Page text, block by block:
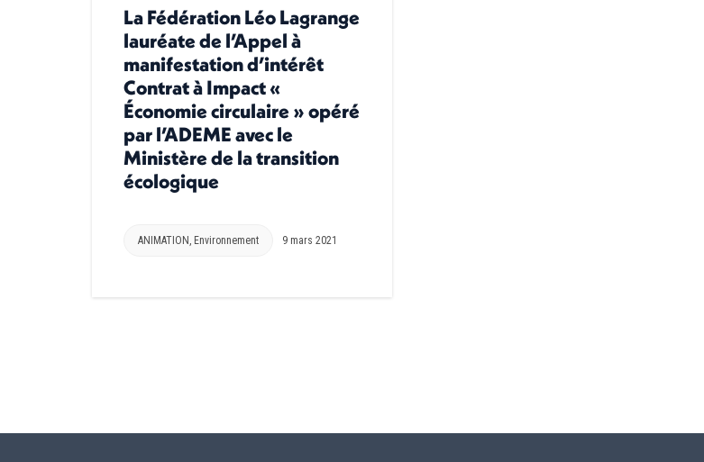
La Fédération Léo Lagrange
lauréate de l’Appel à
manifestation d’intérêt
Contrat à Impact «
Économie circulaire » opéré
par l’ADEME avec le
Ministère de la transition
écologique
ANIMATION , Environnement 9 mars 2021